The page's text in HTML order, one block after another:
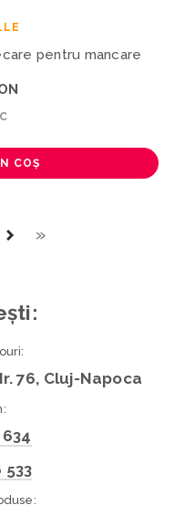
pentru mancare
COȘ
»
76, Cluj-Napoca
533